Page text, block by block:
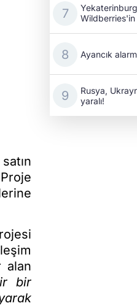
alan
bir
Wildberries'in
Ayancık
Rusya,
yaralı!